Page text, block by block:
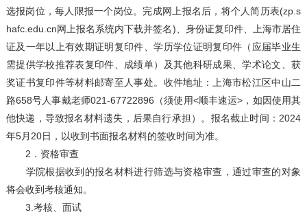
选报岗位，每人限报一个岗位。完成网上报名后，将个人简历表(zp.s
hafc.edu.cn网上报名系统内下载并签名)、身份证复印件、上海市居住
证及一年以上有效期证明复印件、学历学位证明复印件（应届毕业生
需提供学校推荐表复印件、成绩单）及其他科研成果、学术论文、获
奖证书复印件等材料邮寄至人事处。收件地址：上海市松江区中山二
路658号人事戴老师021-67722896（须使用<顺丰速运>，如因使用其
他快递，导致报名材料遗失，后果自行承担）。报名截止时间：2024
年5月20日，以收到书面报名材料的签收时间为准。
2．资格审查
学院根据收到的报名材料进行筛选与资格审查，通过审查的对象
将会收到考核通知。
3.考核、面试